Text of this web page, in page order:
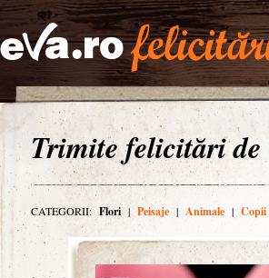
Trimite felicitări
CATEGORII: Flori | Peisaje | Animale | Copii